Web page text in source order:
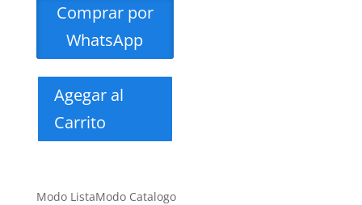
Comprar por
WhatsApp
Agegar al
Carrito
Modo ListaModo Catalogo